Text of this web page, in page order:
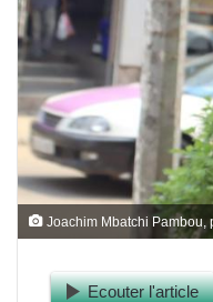
Joachim Mbatchi Pambou,
Ecouter l'article